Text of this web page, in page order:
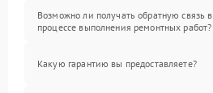
Возможно ли получать обратную связь в
процессе выполнения ремонтных работ?
Какую гарантию вы предоставляете?